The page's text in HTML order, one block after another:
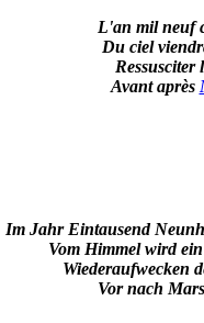
L'an mil neuf
Du ciel
Avant après
Im Jahr Eintausend
Vom Himmel wird
Wiederaufwecken
Vor nach